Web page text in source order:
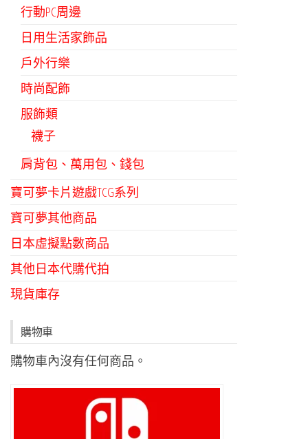
行動PC周邊
日用生活家飾品
戶外行樂
時尚配飾
服飾類
襪子
肩背包、萬用包、錢包
寶可夢卡片遊戲TCG系列
寶可夢其他商品
日本虛擬點數商品
其他日本代購代拍
現貨庫存
購物車
購物車內沒有任何商品。